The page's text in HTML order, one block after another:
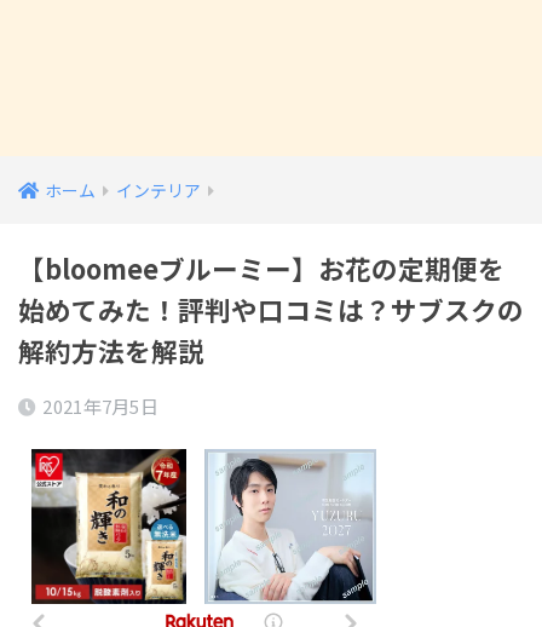
ホーム インテリア
【bloomeeブルーミー】お花の定期便を
始めてみた！評判や口コミは？サブスクの
解約方法を解説
2021年7月5日